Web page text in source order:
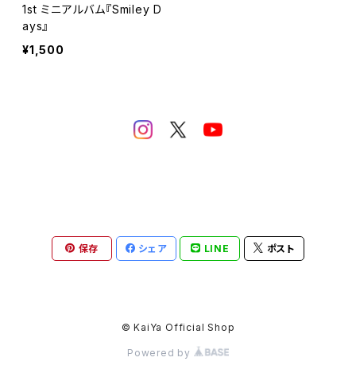
1st ミニアルバム『Smiley D
ays』
¥1,500
保存 シェア LINE ポスト
© KaiYa Official Shop
Powered by